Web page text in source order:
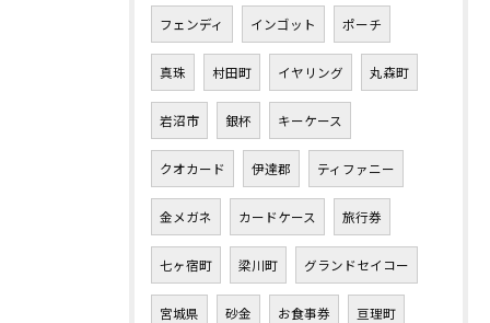
フェンディ インゴット ポーチ
真珠 村田町 イヤリング 丸森町
岩沼市 銀杯 キーケース
クオカード 伊達郡 ティファニー
金メガネ カードケース 旅行券
七ヶ宿町 梁川町 グランドセイコー
宮城県 砂金 お食事券 亘理町